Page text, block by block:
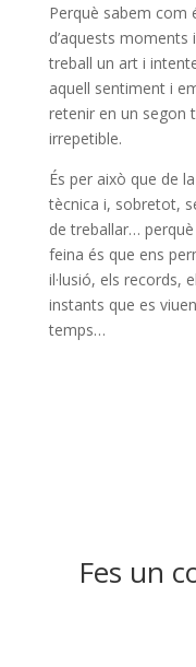
Perquè sabem com
d’aquests
treball un art i
aquell sentiment i
retenir en un segon
irrepetible.
És per això que de
tècnica i, sobretot,
de treballar…
feina és que ens
il·lusió, els records,
instants que es
temps…
Fes un